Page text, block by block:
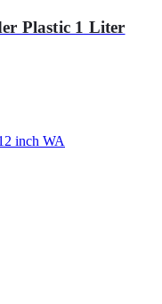
Plastic 1 Liter